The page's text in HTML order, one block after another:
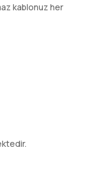
kablonuz her